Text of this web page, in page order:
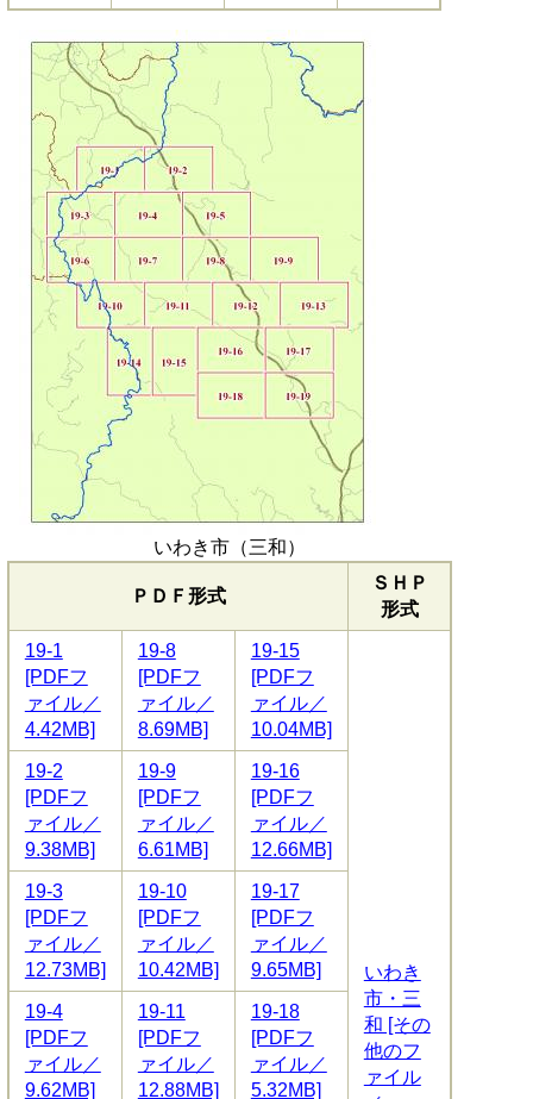
いわき市（三和）
ＰＤＦ形式
ＳＨＰ
形式
19-1
[PDFフ
ァイル／
4.42MB]
19-8
[PDFフ
ァイル／
8.69MB]
19-15
[PDFフ
ァイル／
10.04MB]
いわき
市・三
和 [その
他のフ
ァイル
19-2
[PDFフ
ァイル／
9.38MB]
19-9
[PDFフ
ァイル／
6.61MB]
19-16
[PDFフ
ァイル／
12.66MB]
19-3
[PDFフ
ァイル／
12.73MB]
19-10
[PDFフ
ァイル／
10.42MB]
19-17
[PDFフ
ァイル／
9.65MB]
19-4
[PDFフ
ァイル／
9.62MB]
19-11
[PDFフ
ァイル／
12.88MB]
19-18
[PDFフ
ァイル／
5.32MB]